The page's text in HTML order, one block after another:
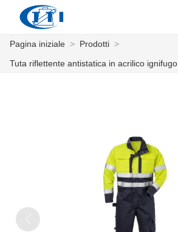
NOTIZIE
العربية česky
Pagina iniziale > Prodotti >
Tuta riflettente antistatica in acrilico ignifugo